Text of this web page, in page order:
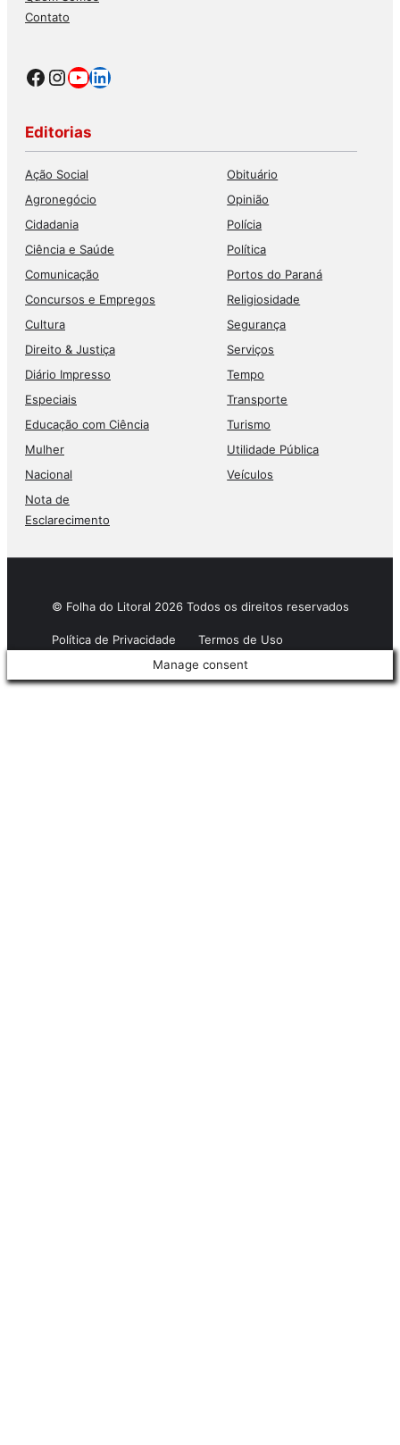
Contato
Facebook
Instagram
Youtube
LinkedIn
Editorias
Ação Social
Agronegócio
Cidadania
Ciência e Saúde
Comunicação
Concursos e Empregos
Cultura
Direito & Justiça
Diário Impresso
Especiais
Educação com Ciência
Mulher
Nacional
Nota de
Esclarecimento
Obituário
Opinião
Polícia
Política
Portos do Paraná
Religiosidade
Segurança
Serviços
Tempo
Transporte
Turismo
Utilidade Pública
Veículos
© Folha do Litoral 2026 Todos os direitos reservados
Política de Privacidade
Termos de Uso
Manage consent